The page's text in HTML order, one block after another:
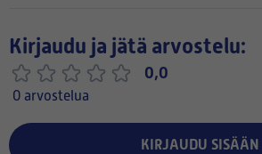
Kirjaudu ja jätä arvostelu:
0,0
0 arvostelua
KIRJAUDU SISÄÄN